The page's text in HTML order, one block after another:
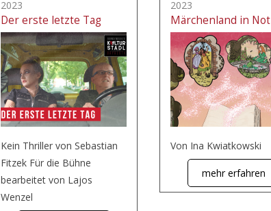
2023
Der erste letzte Tag
Kein Thriller von Sebastian
Fitzek Für die Bühne
bearbeitet von Lajos
Wenzel
2023
Märchenland in Not
Von Ina Kwiatkowski
mehr erfahren